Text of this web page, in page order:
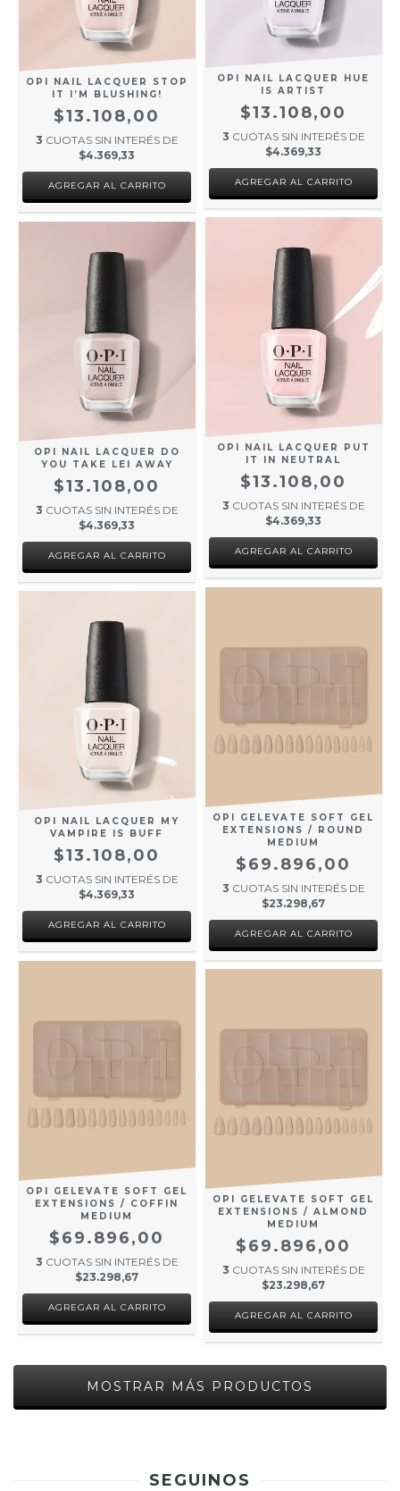
OPI NAIL LACQUER STOP
IT I’M BLUSHING!
$13.108,00
3 CUOTAS SIN INTERÉS DE
$4.369,33
OPI NAIL LACQUER HUE
IS ARTIST
$13.108,00
3 CUOTAS SIN INTERÉS DE
$4.369,33
OPI NAIL LACQUER DO
YOU TAKE LEI AWAY
$13.108,00
3 CUOTAS SIN INTERÉS DE
$4.369,33
OPI NAIL LACQUER PUT
IT IN NEUTRAL
$13.108,00
3 CUOTAS SIN INTERÉS DE
$4.369,33
OPI NAIL LACQUER MY
VAMPIRE IS BUFF
$13.108,00
3 CUOTAS SIN INTERÉS DE
$4.369,33
OPI GELEVATE SOFT GEL
EXTENSIONS / ROUND
MEDIUM
$69.896,00
3 CUOTAS SIN INTERÉS DE
$23.298,67
OPI GELEVATE SOFT GEL
EXTENSIONS / COFFIN
MEDIUM
$69.896,00
3 CUOTAS SIN INTERÉS DE
$23.298,67
OPI GELEVATE SOFT GEL
EXTENSIONS / ALMOND
MEDIUM
$69.896,00
3 CUOTAS SIN INTERÉS DE
$23.298,67
MOSTRAR MÁS PRODUCTOS
SEGUINOS